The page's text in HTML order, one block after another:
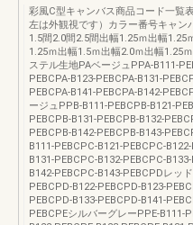
彩風C型キャンバス商品コード一覧
左は外観視です）カラー番号キャン
1.5間2.0間2.5間出幅1.25ｍ出幅1.25
1.25ｍ出幅1.5ｍ出幅2.0ｍ出幅1.25
ステル生地PAベージュPPA-B111-
PEBCPA-B123-PEBCPA-B131-
PEBCPA-B141-PEBCPA-B142-
ージュPPB-B111-PEBCPB-B121-
PEBCPB-B131-PEBCPB-B132-
PEBCPB-B142-PEBCPB-B143-
B111-PEBCPC-B121-PEBCPC-
B131-PEBCPC-B132-PEBCPC-
B142-PEBCPC-B143-PEBCPDレッ
PEBCPD-B122-PEBCPD-B123-
PEBCPD-B133-PEBCPD-B141-
PEBCPEシルバーグレーPPE-B111-